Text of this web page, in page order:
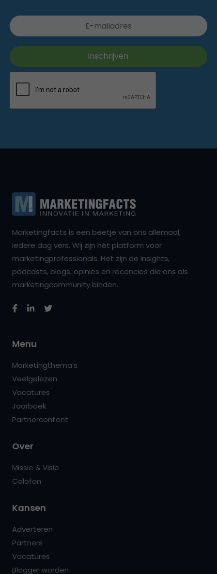
Marketingfacts is een beetje van ons allemaal,
iedere dag vers. Wij zijn hét platform voor
marketingprofessionals. Het zijn de insights,
podcasts, blogs, opinies en recencies die ons als
marketingcommunity binden.
Menu
Marketingthema’s
Veelgelezen
Vacatures
Jaarboek
Partnercontent
Over
Missie & Visie
Colofon
Kansen
Adverteren
Partners
Vacatures
Blogger worden